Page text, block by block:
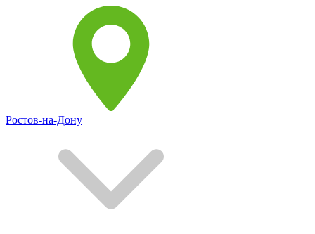
Ростов-на-Дону